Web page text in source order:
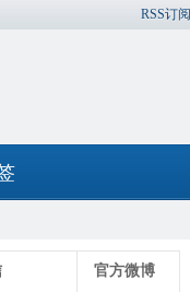
RSS订阅
官方微博